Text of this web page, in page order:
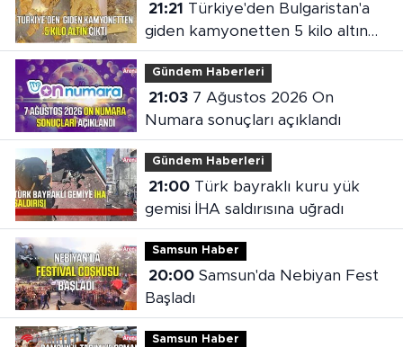
21:21
giden kamyonetten 5 kilo altın
çıktı
Gündem Haberleri
21:037 Ağustos 2026 On
Numara sonuçları açıklandı
Gündem Haberleri
21:00Türk bayraklı kuru yük
gemisi İHA saldırısına uğradı
Samsun Haber
20:00Samsun'da Nebiyan Fest
Başladı
Samsun Haber